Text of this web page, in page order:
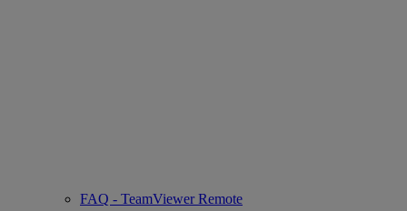
FAQ - TeamViewer Remote